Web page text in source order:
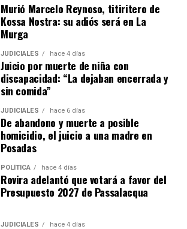
Murió Marcelo Reynoso, titiritero de
Kossa Nostra: su adiós será en La
Murga
JUDICIALES hace 4 días
Juicio por muerte de niña con
discapacidad: “La dejaban encerrada y
sin comida”
JUDICIALES hace 6 días
De abandono y muerte a posible
homicidio, el juicio a una madre en
Posadas
POLÍTICA hace 4 días
Rovira adelantó que votará a favor del
Presupuesto 2027 de Passalacqua
JUDICIALES hace 4 días